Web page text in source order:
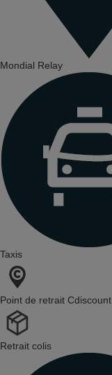
Mondial Relay
Taxis
Point de retrait Cdiscount
Retrait colis